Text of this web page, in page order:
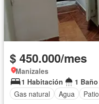
$ 450.000/mes
Manizales
1 Habitación
1 Baño
Gas natural
Agua Patio